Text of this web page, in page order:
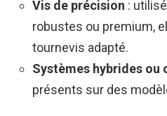
Vis de précision :
robustes ou premium,
tournevis adapté.
Systèmes hybrides ou
présents sur des